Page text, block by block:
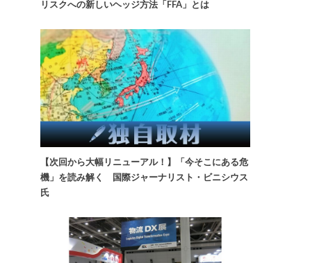
リスクへの新しいヘッジ方法「FFA」とは
【次回から大幅リニューアル！】「今そこにある危
機」を読み解く 国際ジャーナリスト・ビニシウス
氏